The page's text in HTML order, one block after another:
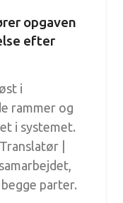
opgaven
efter
i
rammer og
i systemet.
|
parter.